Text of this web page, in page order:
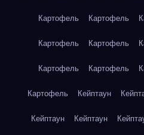
Картофель Картофель
Картофель Картофель
Картофель Картофель
Картофель Кейптаун
Кейптаун Кейптаун